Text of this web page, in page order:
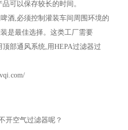
可以保存较长的时间。
酒,必须控制灌装车间周围环境的
是最佳选择。这类工厂需要
顶部通风系统,用HEPA过滤器过
开空气过滤器呢？